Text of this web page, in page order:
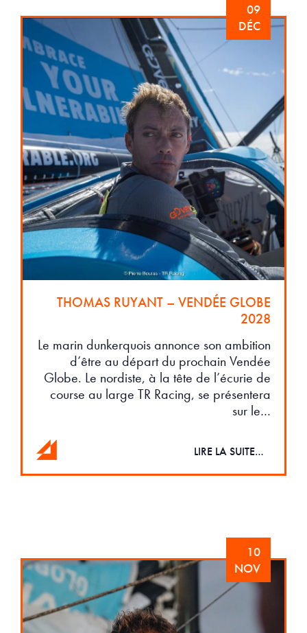
09
DÉC
THOMAS RUYANT – VENDÉE GLOBE
2028
Le marin dunkerquois annonce son ambition
d’être au départ du prochain Vendée
Globe. Le nordiste, à la tête de l’écurie de
course au large TR Racing, se présentera
sur le…
LIRE LA SUITE…
10
NOV